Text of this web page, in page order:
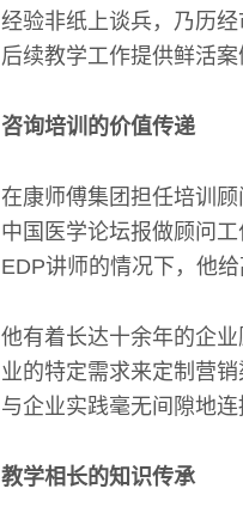
经验非纸上谈兵，乃历
后续教学工作提供鲜活案
咨询培训的价值传递
在康师傅集团担任培训
中国医学论坛报做顾问
EDP讲师的情况下，他
他有着长达十余年的企
业的特定需求来定制营
与企业实践毫无间隙地
教学相长的知识传承